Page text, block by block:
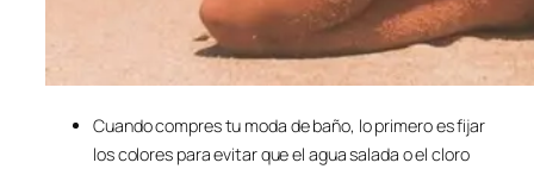
Cuando compres tu moda de baño, lo primero es fijar
los colores para evitar que el agua salada o el cloro